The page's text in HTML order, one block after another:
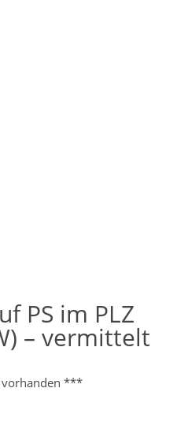
PS im PLZ
– vermittelt
vorhanden ***